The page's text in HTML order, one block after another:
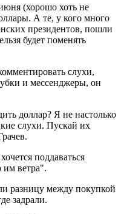
(хорошо хоть не
А те, у кого много
президентов, пошли
будет поменять
слухи,
и мессенджеры, он
доллар? Я не настолько
слухи. Пускай их
поддаваться
им ветра".
разницу между покупкой
задрали.